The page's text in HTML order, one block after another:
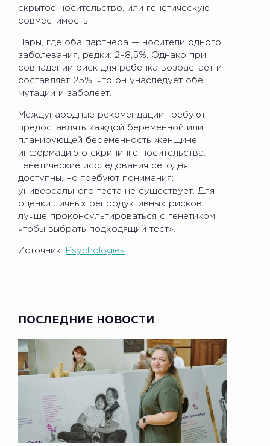
скрытое носительство, или генетическую
совместимость.
Пары, где оба партнера — носители одного
заболевания, редки: 2–8,5%. Однако при
совпадении риск для ребенка возрастает и
составляет 25%, что он унаследует обе
мутации и заболеет.
Международные рекомендации требуют
предоставлять каждой беременной или
планирующей беременность женщине
информацию о скрининге носительства.
Генетические исследования сегодня
доступны, но требуют понимания:
универсального теста не существует. Для
оценки личных репродуктивных рисков
лучше проконсультироваться с генетиком,
чтобы выбрать подходящий тест».
Источник: Psychologies
ПОСЛЕДНИЕ НОВОСТИ